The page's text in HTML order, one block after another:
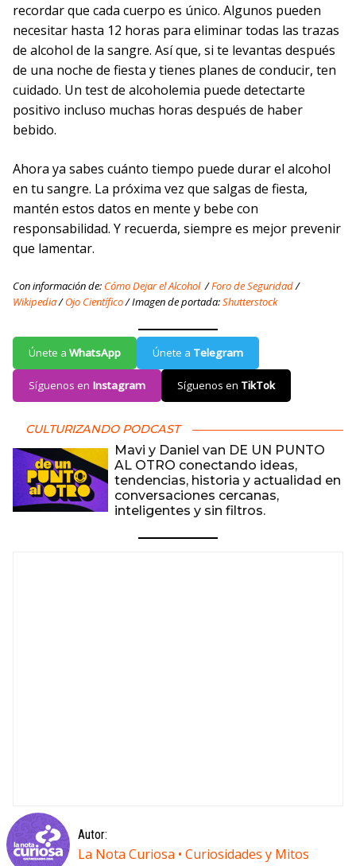
recordar que cada cuerpo es único. Algunos pueden
necesitar hasta 12 horas para eliminar todas las trazas
de alcohol de la sangre. Así que, si te levantas después
de una noche de fiesta y tienes planes de conducir, ten
cuidado. Un test de alcoholemia puede detectarte
positivo incluso muchas horas después de haber
bebido.
Ahora ya sabes cuánto tiempo puede durar el alcohol
en tu sangre. La próxima vez que salgas de fiesta,
mantén estos datos en mente y bebe con
responsabilidad. Y recuerda, siempre es mejor prevenir
que lamentar.
Con información de: Cómo Dejar el Alcohol/Foro de Seguridad/
Wikipedia/Ojo Científico/ Imagen de portada:Shutterstock
Únete a WhatsApp Únete a Telegram
Síguenos en Instagram Síguenos en TikTok
CULTURIZANDO PODCAST
Mavi y Daniel van DE UN PUNTO
AL OTRO conectando ideas,
tendencias, historia y actualidad en
conversaciones cercanas,
inteligentes y sin filtros.
Autor:
La Nota Curiosa • Curiosidades y Mitos